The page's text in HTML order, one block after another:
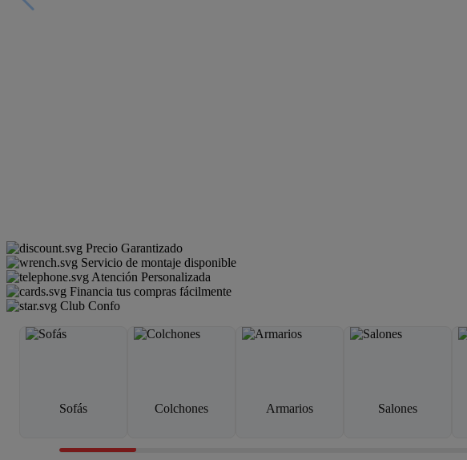
Precio Garantizado
Servicio de montaje disponible
Atención Personalizada
Financia tus compras fácilmente
Club Confo
Sofás Colchones Armarios Salones